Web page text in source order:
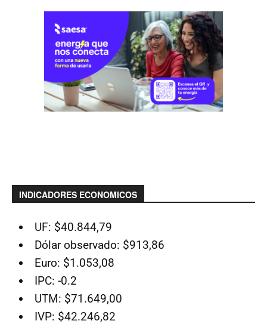
INDICADORES ECONOMICOS
UF: $40.844,79
Dólar observado: $913,86
Euro: $1.053,08
IPC: -0.2
UTM: $71.649,00
IVP: $42.246,82